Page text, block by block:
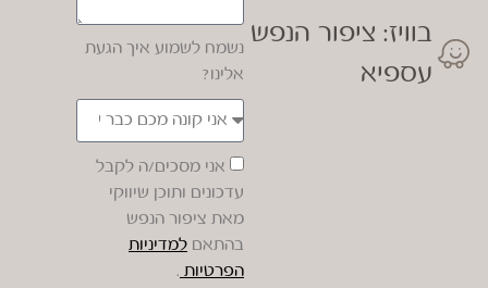
בוויז: ציפור הנפש
עספיא
נשמח לשמוע איך הגעת
אלינו?
אני מסכים/ה לקבל
עדכונים ותוכן שיווקי
מאת ציפור הנפש
בהתאם למדיניות
הפרטיות .